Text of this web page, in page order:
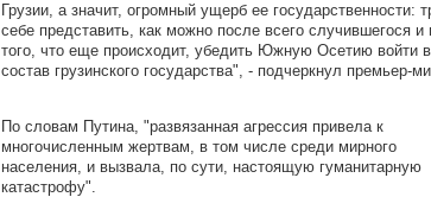
Грузии, а значит, огромный ущерб ее государственности:
себе представить, как можно после всего случившегося и
того, что еще происходит, убедить Южную Осетию войти в
состав грузинского государства", - подчеркнул премьер-
По словам Путина, "развязанная агрессия привела к
многочисленным жертвам, в том числе среди мирного
населения, и вызвала, по сути, настоящую гуманитарную
катастрофу".